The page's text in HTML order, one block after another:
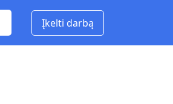
Įkelti darbą